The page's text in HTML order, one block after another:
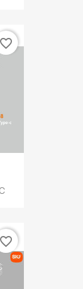
favorite_border
favorite_border